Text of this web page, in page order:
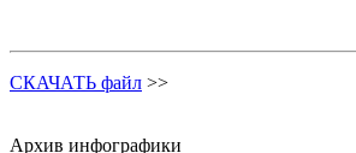
СКАЧАТЬ файл >>
Архив инфографики